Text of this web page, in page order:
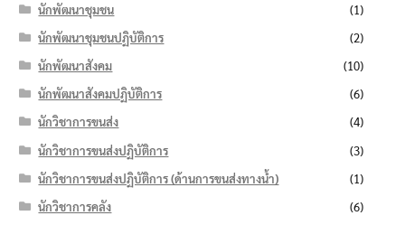
นักพัฒนาชุมชน
(1)
นักพัฒนาชุมชนปฏิบัติการ
(2)
นักพัฒนาสังคม
(10)
นักพัฒนาสังคมปฏิบัติการ
(6)
นักวิชาการขนส่ง
(4)
นักวิชาการขนส่งปฏิบัติการ
(3)
นักวิชาการขนส่งปฏิบัติการ (ด้านการขนส่งทางน้ำ)
(1)
นักวิชาการคลัง
(6)